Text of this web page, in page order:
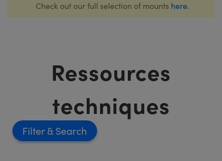
Check out our full selection of mounts here.
Ressources
techniques
Filter